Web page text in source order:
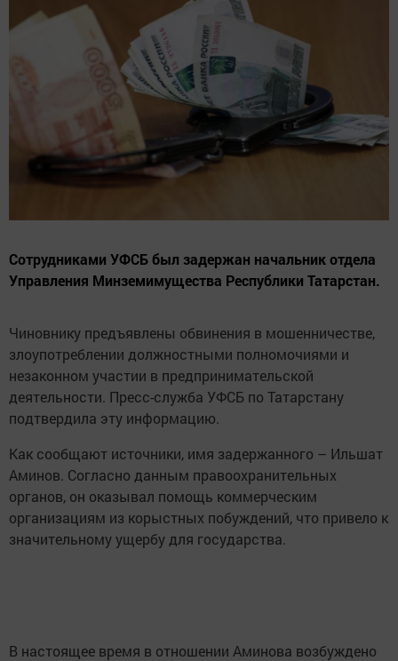
Сотрудниками УФСБ был задержан начальник отдела
Управления Минземимущества Республики Татарстан.
Чиновнику предъявлены обвинения в мошенничестве,
злоупотреблении должностными полномочиями и
незаконном участии в предпринимательской
деятельности. Пресс-служба УФСБ по Татарстану
подтвердила эту информацию.
Как сообщают источники, имя задержанного – Ильшат
Аминов. Согласно данным правоохранительных
органов, он оказывал помощь коммерческим
организациям из корыстных побуждений, что привело к
значительному ущербу для государства.
В настоящее время в отношении Аминова возбуждено